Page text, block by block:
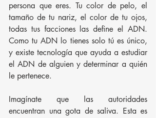
persona que eres. Tu color de pelo, el
tamaño de tu nariz, el color de tu ojos,
todas tus facciones las define el ADN.
Como tu ADN lo tienes solo tú es único,
y existe tecnología que ayuda a estudiar
el ADN de alguien y determinar a quién
le pertenece.
Imagínate que las autoridades
encuentran una gota de saliva. Esta es